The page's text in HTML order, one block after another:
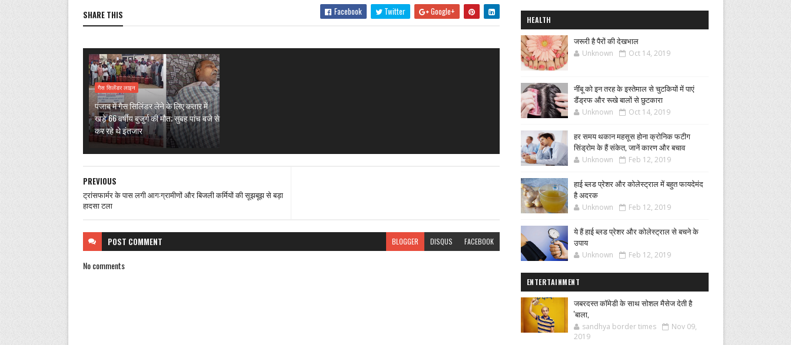
SHARE THIS Facebook Twitter Google+
गैस सिलेंडर लाइन
पंजाब में गैस सिलिंडर लेने के लिए कतार में
खड़े 66 वर्षीय बुजुर्ग की मौत; सुबह पांच बजे से
कर रहे थे इंतजार
PREVIOUS
ट्रांसफार्मर के पास लगी आग:ग्रामीणों और बिजली कर्मियों की सूझबूझ से बड़ा
हादसा टला
POST COMMENT BLOGGER DISQUS FACEBOOK
No comments
HEALTH
जरूरी है पैरों की देखभाल
Unknown Oct 14, 2019
नींबू को इन तरह के इस्तेमाल से चुटकियों में पाएं
डैंड्रफ और रूखे बालों से छुटकारा
Unknown Oct 14, 2019
हर समय थकान महसूस होना क्रोनिक फटीग
सिंड्रोम के हैं संकेत, जानें कारण और बचाव
Unknown Feb 12, 2019
हाई ब्लड प्रेशर और कोलेस्ट्राल में बहुत फायदेमंद
है अदरक
Unknown Feb 12, 2019
ये हैं हाई ब्लड प्रेशर और कोलेस्ट्राल से बचने के
उपाय
Unknown Feb 12, 2019
ENTERTAINMENT
जबरदस्त कॉमेडी के साथ सोशल मैसेज देती है
'बाला,
sandhya border times
Nov 09,
2019